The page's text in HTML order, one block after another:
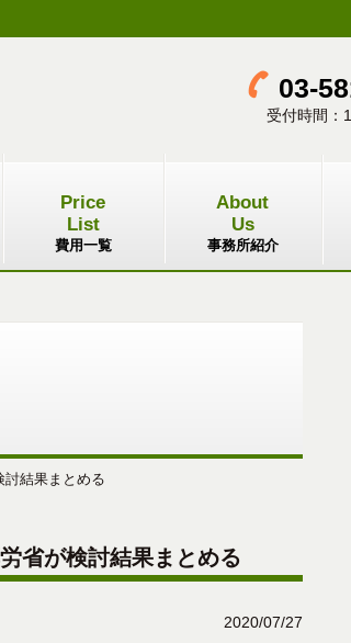
03-
受付時間：
Price
List
費用一覧
About
Us
事務所紹介
結果まとめる
省が検討結果まとめる
2020/07/27